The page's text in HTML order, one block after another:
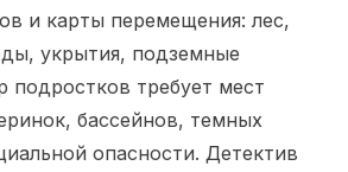
и карты перемещения: лес,
укрытия, подземные
подростков требует мест
бассейнов, темных
опасности. Детектив